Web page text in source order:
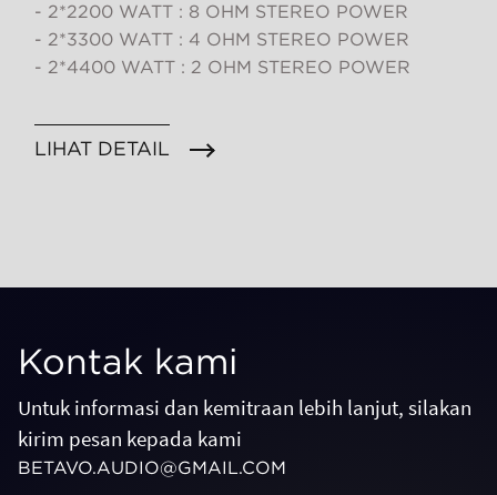
- 2*2200 WATT : 8 OHM STEREO POWER
- 2*3300 WATT : 4 OHM STEREO POWER
- 2*4400 WATT : 2 OHM STEREO POWER
LIHAT DETAIL
Kontak kami
Untuk informasi dan kemitraan lebih lanjut, silakan
kirim pesan kepada kami
BETAVO.AUDIO@GMAIL.COM